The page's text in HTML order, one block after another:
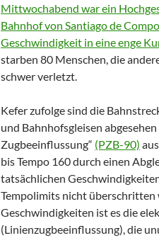
Mittwochabend war ein
Bahnhof von Santiago de
Geschwindigkeit in eine enge
starben 80 Menschen, die
schwer verletzt.
Kefer zufolge sind die
und Bahnhofsgleisen
Zugbeeinflussung“ (PZB-90)
bis Tempo 160 durch einen
tatsächlichen
Tempolimits nicht überschritten
Geschwindigkeiten ist es die
(Linienzugbeeinflussung), die